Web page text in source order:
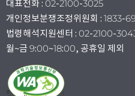
대표전화 : 02-2100-3025
개인정보분쟁조정위원회 : 1833-
법령해석지원센터 : 02-2100-
월~금 9:00~18:00, 공휴일 제외